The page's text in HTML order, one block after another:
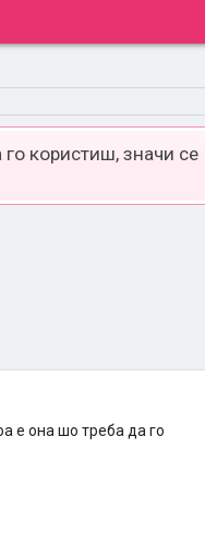
користиш, значи се
е она шо треба да го